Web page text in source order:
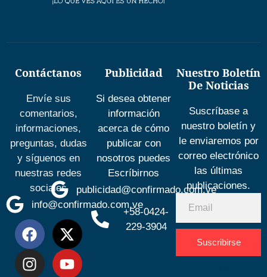
Contáctanos
Envíe sus
comentarios,
informaciones,
preguntas, dudas
y síguenos en
nuestras redes
sociales
info@confirmado.com.ve
Publicidad
Si desea obtener
información
acerca de cómo
publicar con
nosotros puedes
Escríbirnos
publicidad@confirmado.com.ve
+58-0424-
229-3904
Nuestro Boletín
De Noticias
Suscríbase a
nuestro boletín y
le enviaremos por
correo electrónico
las últimas
publicaciones.
Suscribirse